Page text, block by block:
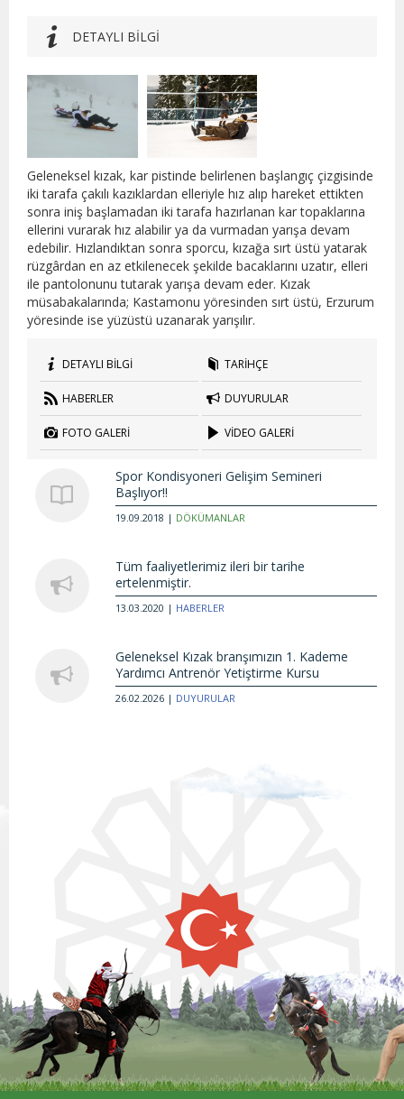
DETAYLI BİLGİ
Geleneksel kızak, kar pistinde belirlenen başlangıç çizgisinde
iki tarafa çakılı kazıklardan elleriyle hız alıp hareket ettikten
sonra iniş başlamadan iki tarafa hazırlanan kar topaklarına
ellerini vurarak hız alabilir ya da vurmadan yarışa devam
edebilir. Hızlandıktan sonra sporcu, kızağa sırt üstü yatarak
rüzgârdan en az etkilenecek şekilde bacaklarını uzatır, elleri
ile pantolonunu tutarak yarışa devam eder. Kızak
müsabakalarında; Kastamonu yöresinden sırt üstü, Erzurum
yöresinde ise yüzüstü uzanarak yarışılır.
DETAYLI BİLGİ TARİHÇE
HABERLER DUYURULAR
FOTO GALERİ VİDEO GALERİ
Spor Kondisyoneri Gelişim Semineri
Başlıyor!!
19.09.2018 | DÖKÜMANLAR
Tüm faaliyetlerimiz ileri bir tarihe
ertelenmiştir.
13.03.2020 | HABERLER
Geleneksel Kızak branşımızın 1. Kademe
Yardımcı Antrenör Yetiştirme Kursu
26.02.2026 | DUYURULAR